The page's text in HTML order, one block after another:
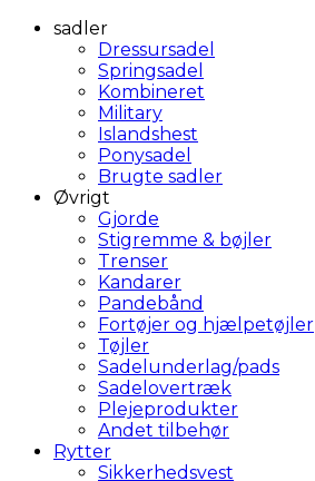
sadler
Dressursadel
Springsadel
Kombineret
Military
Islandshest
Ponysadel
Brugte sadler
Øvrigt
Gjorde
Stigremme & bøjler
Trenser
Kandarer
Pandebånd
Fortøjer og hjælpetøjler
Tøjler
Sadelunderlag/pads
Sadelovertræk
Plejeprodukter
Andet tilbehør
Rytter
Sikkerhedsvest